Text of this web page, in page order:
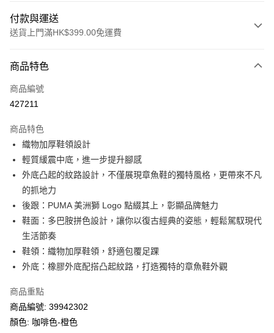
付款與運送
送貨上門滿HK$399.00免運費
信用卡
線上付款
Alipay, PayMe, WeChat Pay, UnionPay, FPS
送貨方式
單筆訂單淨值滿$399可享免運費優惠
每筆HK$30.00，滿HK$399.00或以上免運費
滿$599可享澳門免運費優惠
商品特色
商品編號
427211
商品特色
織物加厚鞋領設計
輕質緩震中底，進一步提升腳感
外底凸起的紋路設計，不僅展現章魚鞋的獨特風格，更帶來不凡
的抓地力
後跟：PUMA 美洲獅 Logo 點綴其上，彰顯品牌魅力
鞋面：多巴胺拼色設計，讓你以復古經典的姿態，輕鬆駕馭現代
生活節奏
鞋領：織物加厚鞋領，舒適包覆足踝
外底：橡膠外底配搭凸起紋路，打造獨特的章魚鞋外觀
商品重點
商品編號: 39942302
顏色: 咖啡色-橙色